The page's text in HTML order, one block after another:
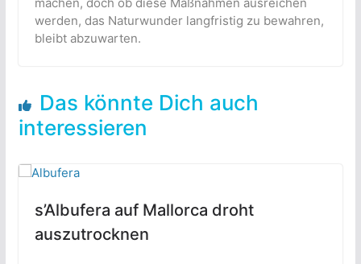
werden, das Naturwunder langfristig zu bewahren,
bleibt abzuwarten.
Das könnte Dich auch
interessieren
s’Albufera auf Mallorca droht
auszutrocknen